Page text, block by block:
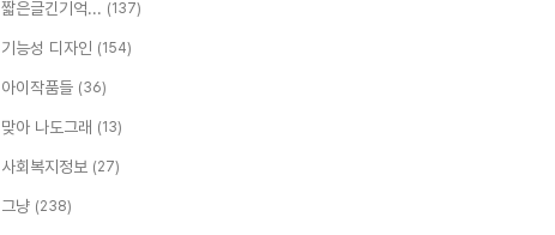
짧은글긴기억... (137)
기능성 디자인 (154)
아이작품들 (36)
맞아 나도그래 (13)
사회복지정보 (27)
그냥 (238)